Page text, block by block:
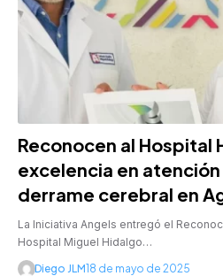
Reconocen al Hospital
excelencia en
derrame cerebral en
La Iniciativa Angels entregó el
Hospital Miguel Hidalgo…
Diego JLM18 de mayo de 2025